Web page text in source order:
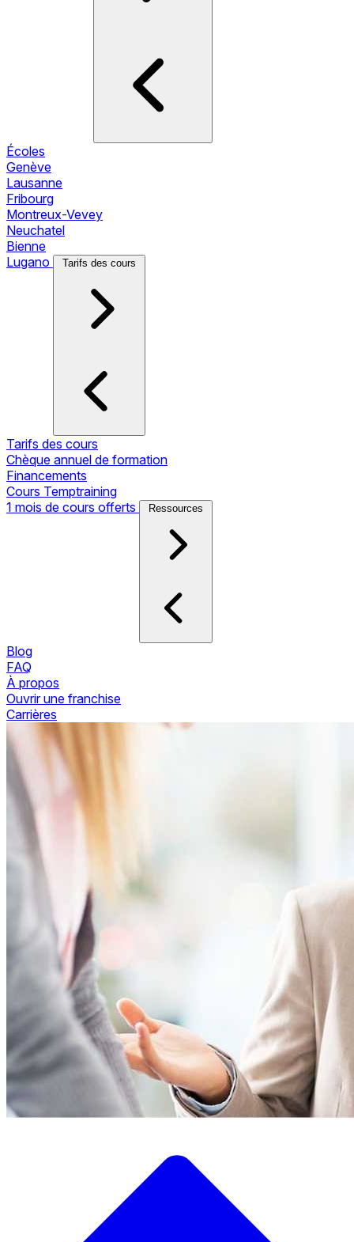
Écoles
Genève
Lausanne
Fribourg
Montreux-Vevey
Neuchatel
Bienne
Lugano
Tarifs des cours
Tarifs des cours
Chèque annuel de formation
Financements
Cours Temptraining
1 mois de cours offerts
Ressources
Blog
FAQ
À propos
Ouvrir une franchise
Carrières